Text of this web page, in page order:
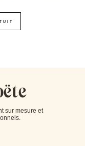
sur mesure et